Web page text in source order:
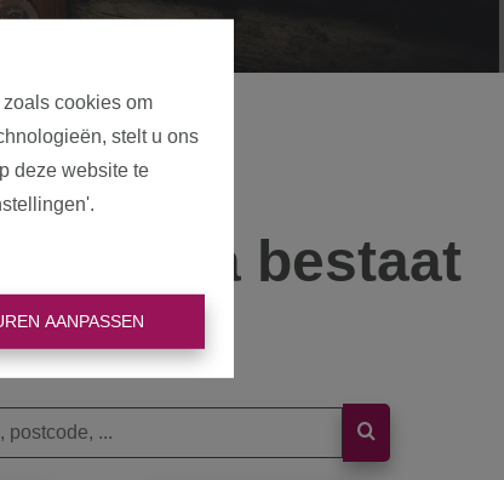
cookies om
stelt u ons
deze website te
AANPASSEN
pagina bestaat
meer